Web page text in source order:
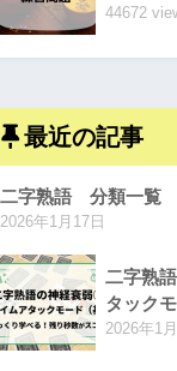
44672
最近の記事
二字熟語 分類一覧
2026年1月17日
二字熟
タック
2026年1